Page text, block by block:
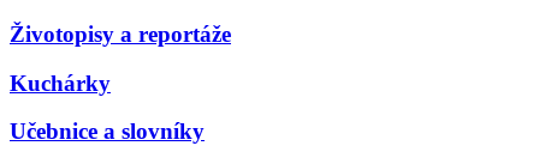
Životopisy a reportáže
Kuchárky
Učebnice a slovníky